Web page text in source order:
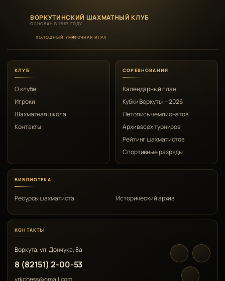
ВОРКУТИНСКИЙ ШАХМАТНЫЙ КЛУБ
ОСНОВАН В 1967 ГОДУ
ХОЛОДНЫЙ УМ ТОЧНАЯ ИГРА
КЛУБ
О клубе
Игроки
Шахматная школа
Контакты
СОРЕВНОВАНИЯ
Календарный план
Кубки Воркуты — 2026
Летопись чемпионатов
Архив всех турниров
Рейтинг шахматистов
Спортивные разряды
БИБЛИОТЕКА
Ресурсы шахматиста Исторический архив
КОНТАКТЫ
Воркута, ул. Дончука, 8а
8 (82151) 2-00-53